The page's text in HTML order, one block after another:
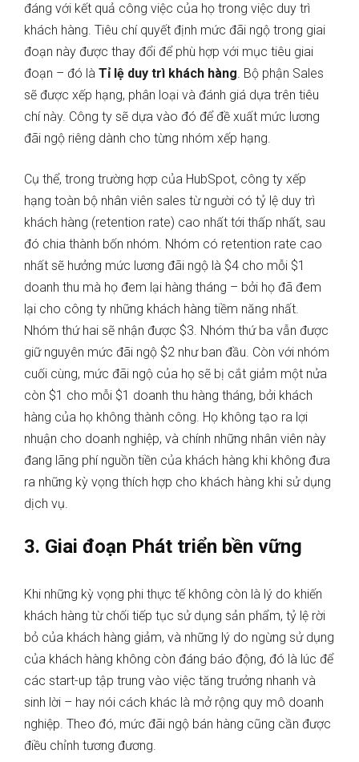
đáng với kết quả công việc của họ trong việc duy trì
khách hàng. Tiêu chí quyết định mức đãi ngộ trong giai
đoạn này được thay đổi để phù hợp với mục tiêu giai
đoạn – đó là Tỉ lệ duy trì khách hàng. Bộ phận Sales
sẽ được xếp hạng, phân loại và đánh giá dựa trên tiêu
chí này. Công ty sẽ dựa vào đó để đề xuất mức lương
đãi ngộ riêng dành cho từng nhóm xếp hạng.
Cụ thể, trong trường hợp của HubSpot, công ty xếp
hạng toàn bộ nhân viên sales từ người có tỷ lệ duy trì
khách hàng (retention rate) cao nhất tới thấp nhất, sau
đó chia thành bốn nhóm. Nhóm có retention rate cao
nhất sẽ hưởng mức lương đãi ngộ là $4 cho mỗi $1
doanh thu mà họ đem lại hàng tháng – bởi họ đã đem
lại cho công ty những khách hàng tiềm năng nhất.
Nhóm thứ hai sẽ nhận được $3. Nhóm thứ ba vẫn được
giữ nguyên mức đãi ngộ $2 như ban đầu. Còn với nhóm
cuối cùng, mức đãi ngộ của họ sẽ bị cắt giảm một nửa
còn $1 cho mỗi $1 doanh thu hàng tháng, bởi khách
hàng của họ không thành công. Họ không tạo ra lợi
nhuận cho doanh nghiệp, và chính những nhân viên này
đang lãng phí nguồn tiền của khách hàng khi không đưa
ra những kỳ vọng thích hợp cho khách hàng khi sử dụng
dịch vụ.
3. Giai đoạn Phát triển bền vững
Khi những kỳ vọng phi thực tế không còn là lý do khiến
khách hàng từ chối tiếp tục sử dụng sản phẩm, tỷ lệ rời
bỏ của khách hàng giảm, và những lý do ngừng sử dụng
của khách hàng không còn đáng báo động, đó là lúc để
các start-up tập trung vào việc tăng trưởng nhanh và
sinh lời – hay nói cách khác là mở rộng quy mô doanh
nghiệp. Theo đó, mức đãi ngộ bán hàng cũng cần được
điều chỉnh tương đương.